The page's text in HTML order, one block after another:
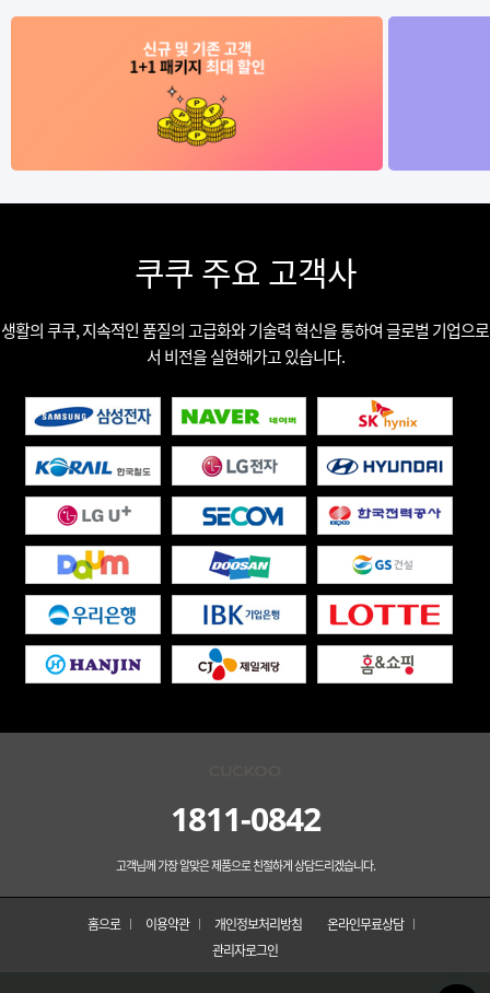
쿠쿠 주요 고객사
생활의 쿠쿠, 지속적인 품질의 고급화와 기술력 혁신을 통하여 글로벌 기업으로
서 비전을 실현해가고 있습니다.
1811-0842
고객님께 가장 알맞은 제품으로 친절하게 상담드리겠습니다.
홈으로 이용약관 개인정보처리방침
온라인무료상담
관리자로그인